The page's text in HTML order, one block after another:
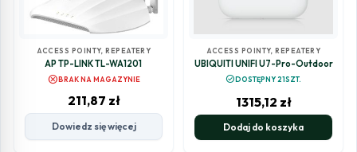
ACCESS POINTY, REPEATERY
AP TP-LINK TL-WA1201
cancelBRAK NA MAGAZYNIE
211,87 zł
Dowiedz się więcej
ACCESS POINTY, REPEATERY
UBIQUITI UNIFI U7-Pro-Outdoor
check_circleDOSTĘPNY 21SZT.
1315,12 zł
Dodaj do koszyka